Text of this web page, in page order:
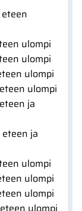
ulompi
ulompi
ulompi
ulompi
ja
ja
ulompi
ulompi
ulompi